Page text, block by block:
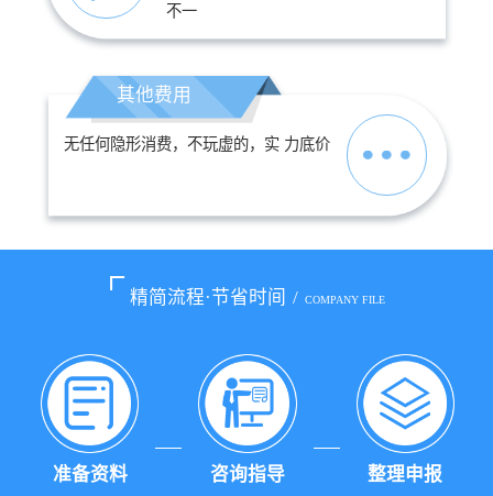
不一
其他费用
无任何隐形消费，不玩虚的，实 力底价
精简流程·节省时间 / COMPANY FILE
准备资料 咨询指导 整理申报